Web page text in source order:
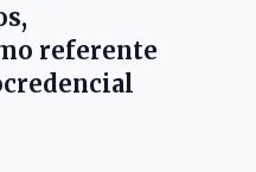
referente